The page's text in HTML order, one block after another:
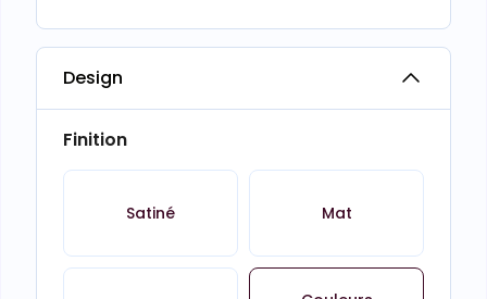
Design
Finition
Satiné Mat